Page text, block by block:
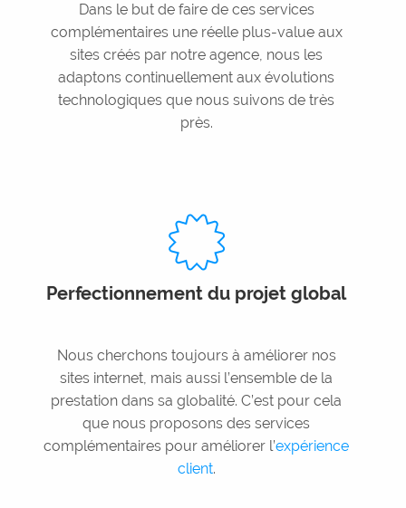
Dans le but de faire de ces services
complémentaires une réelle plus-value aux
sites créés par notre agence, nous les
adaptons continuellement aux évolutions
technologiques que nous suivons de très
près.
Perfectionnement du projet global
Nous cherchons toujours à améliorer nos
sites internet, mais aussi l’ensemble de la
prestation dans sa globalité. C’est pour cela
que nous proposons des services
complémentaires pour améliorer l’expérience
client.